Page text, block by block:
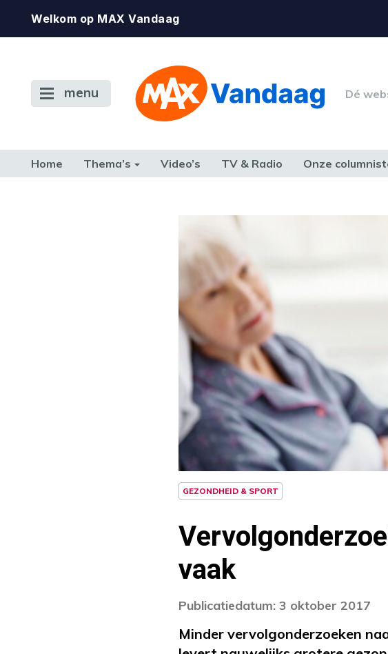
Welkom op MAX Vandaag
menu Dé
Home Thema’s Video’s TV & Radio Onze
GEZONDHEID & SPORT
vaak
Publicatiedatum: 3 oktober 2017
Minder vervolgonderzoeken